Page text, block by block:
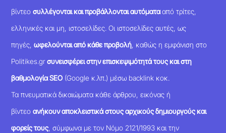
βίντεοσυλλέγονται και προβάλλονται αυτόματααπό τρίτες,
ελληνικές και μη, ιστοσελίδες. Οι ιστοσελίδες αυτές, ως
πηγές,ωφελούνται από κάθε προβολή , καθώς η εμφάνιση στο
Politikes.grσυνεισφέρει στην επισκεψιμότητά τους και στη
βαθμολογία SEO (Google κ.λπ.) μέσω backlink κοκ.
Τα πνευματικά δικαιώματα κάθε άρθρου, εικόνας ή
βίντεοανήκουν αποκλειστικά στους αρχικούς δημιουργούς και
φορείς τους , σύμφωνα με τον Νόμο 2121/1993 και την